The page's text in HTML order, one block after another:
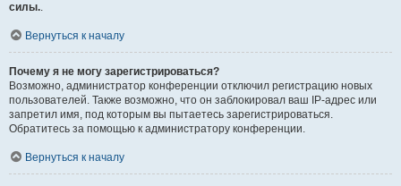
силы..
Вернуться к началу
Почему я не могу зарегистрироваться?
Возможно, администратор конференции отключил регистрацию новых
пользователей. Также возможно, что он заблокировал ваш IP-адрес или
запретил имя, под которым вы пытаетесь зарегистрироваться.
Обратитесь за помощью к администратору конференции.
Вернуться к началу